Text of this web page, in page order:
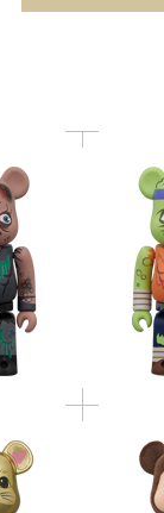
& 400％
AUDIO
Neko
チくん
100